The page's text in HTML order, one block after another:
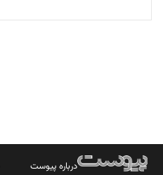
تحریریه
درباره پیوست